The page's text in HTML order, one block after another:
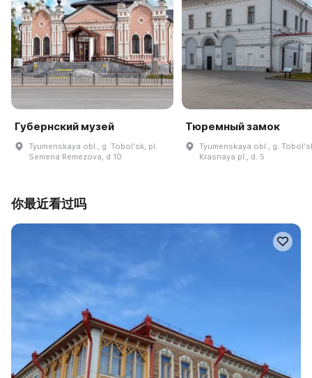
Губернский музей
Tyumenskaya obl., g. Tobolʹsk, pl.
Semena Remezova, d 10
Тюремный замок
Tyumenskaya obl., g.
Krasnaya pl., d. 5
你最近看过吗